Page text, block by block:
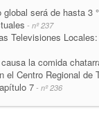
será de hasta 3
- nº 237
Televisiones
la comida
el Centro Regional de
7 - nº 236